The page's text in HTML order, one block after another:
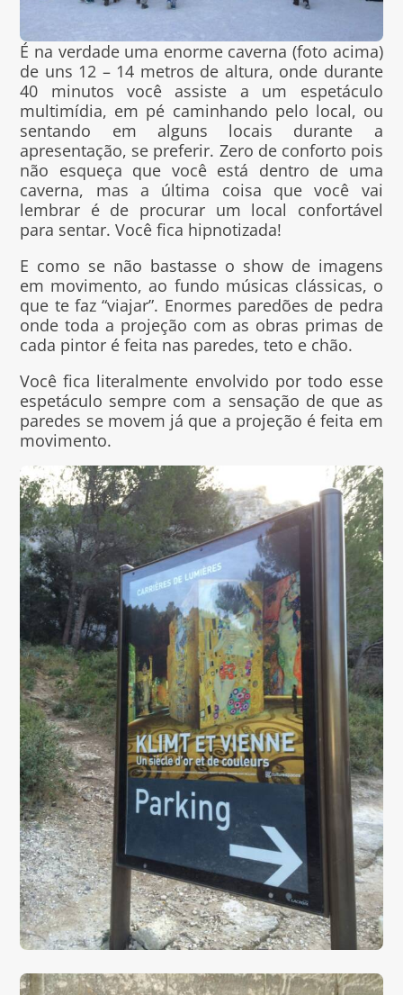
É na verdade uma enorme caverna (foto acima)
de uns 12 – 14 metros de altura, onde durante
40 minutos você assiste a um espetáculo
multimídia, em pé caminhando pelo local, ou
sentando em alguns locais durante a
apresentação, se preferir. Zero de conforto pois
não esqueça que você está dentro de uma
caverna, mas a última coisa que você vai
lembrar é de procurar um local confortável
para sentar. Você fica hipnotizada!
E como se não bastasse o show de imagens
em movimento, ao fundo músicas clássicas, o
que te faz “viajar”. Enormes paredões de pedra
onde toda a projeção com as obras primas de
cada pintor é feita nas paredes, teto e chão.
Você fica literalmente envolvido por todo esse
espetáculo sempre com a sensação de que as
paredes se movem já que a projeção é feita em
movimento.